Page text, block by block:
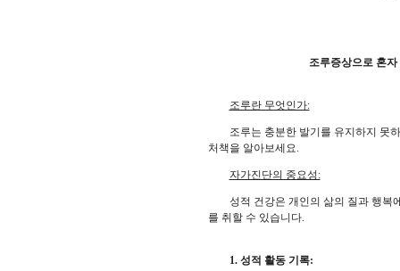
조루증상으로 혼
조루란 무엇인가:
조루는 충분한 발기를 유지하지 못하
처책을 알아보세요.
자가진단의 중요성:
성적 건강은 개인의 삶의 질과 행복에
를 취할 수 있습니다.
1. 성적 활동 기록: